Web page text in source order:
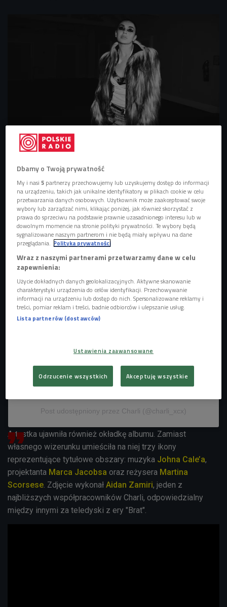
Charli XCX Foto: Warner Music Ireland/mat. prasowe
fenomenu, jakim okazał się album
miesięcy temuCharli XCXsugerowała w wywiadach, że
pracuje nad materiałem inspirowanym rockiem, dziś
wiadomo już, że"Music, Fashion, Film"ma być projektem
znacznie szerszym koncepcyjnie, łączącym trzy dziedziny,
które od lat wpływają na jej twórczość: muzykę, modę i kino.
Post udostępniony przez Charli (@charli_xcx)
Artystka ujawniła również okładkę albumu. Zamiast
własnego wizerunku umieściła na niej trzy ikony
reprezentujące tytułowe obszary: muzyka Johna Cale’a,
projektanta Marca Jacobsa oraz reżysera Martina
Scorsese . Zdjęcie wykonał Aidan Zamiri, jeden z
najbliższych współpracowników Charli, odpowiedzialny
między innymi za teledyski z ery "Brat".
Dbamy o Twoją prywatność
My i nasi5 partnerzy przechowujemy lub uzyskujemy dostęp do informacji
na urządzeniu, takich jak unikalne identyfikatory w plikach cookie w celu
przetwarzania danych osobowych. Użytkownik może zaakceptować swoje
wybory lub zarządzać nimi, klikając poniżej, jak również skorzystać z
prawa do sprzeciwu na podstawie prawnie uzasadnionego interesu lub w
dowolnym momencie na stronie polityki prywatności. Te wybory będą
sygnalizowane naszym partnerom i nie będą miały wpływu na dane
przeglądania. Polityka prywatności
Wraz z naszymi partnerami przetwarzamy dane w celu
zapewnienia:
Użycie dokładnych danych geolokalizacyjnych. Aktywne skanowanie
charakterystyki urządzenia do celów identyfikacji. Przechowywanie
informacji na urządzeniu lub dostęp do nich. Spersonalizowane reklamy i
treści, pomiar reklam i treści, badnie odbiorców i ulepszanie usług.
Lista partnerów (dostawców)
Ustawienia zaawansowane
Odrzucenie wszystkich Akceptuję wszystkie